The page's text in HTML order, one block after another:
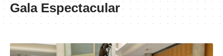
Gala Espectacular